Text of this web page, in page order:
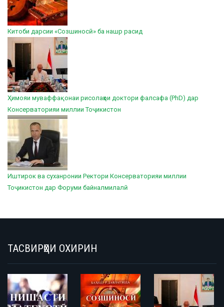
Китоби дарсии «Созшиносӣ» ба нашр расид
Ҳимояи муваффақонаи рисолаҳои доктори фалсафа (PhD) дар
Консерваторияи миллии Тоҷикистон
Иштирок ва суханронии Ректори Консерваторияи миллии
Тоҷикистон дар Форуми байналмилалӣ
ТАСВИРҲОИ ОХИРИН